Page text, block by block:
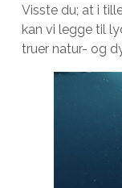
Visste du; at i
kan vi legge til
truer natur- og